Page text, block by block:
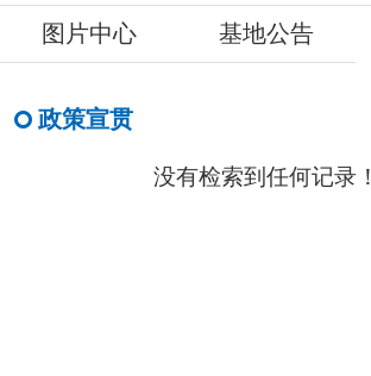
图片中心 基地公告
政策宣贯
没有检索到任何记录！